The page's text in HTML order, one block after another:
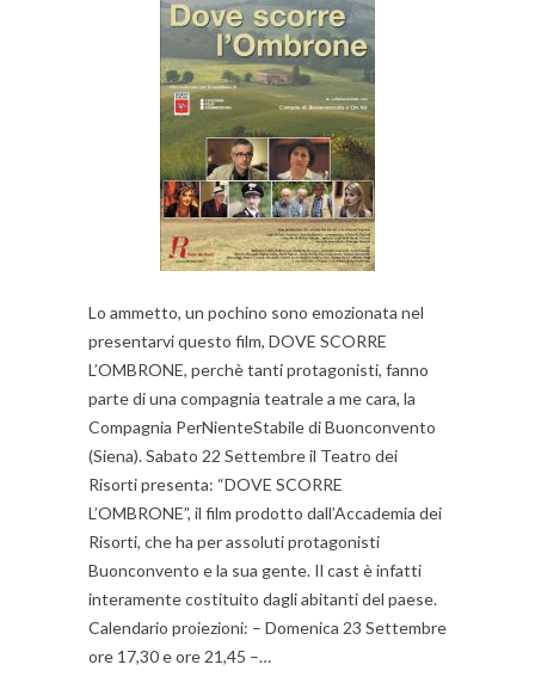
Lo ammetto, un pochino sono emozionata nel
presentarvi questo film, DOVE SCORRE
L’OMBRONE, perchè tanti protagonisti, fanno
parte di una compagnia teatrale a me cara, la
Compagnia PerNienteStabile di Buonconvento
(Siena). Sabato 22 Settembre il Teatro dei
Risorti presenta: “DOVE SCORRE
L’OMBRONE”, il film prodotto dall’Accademia dei
Risorti, che ha per assoluti protagonisti
Buonconvento e la sua gente. Il cast è infatti
interamente costituito dagli abitanti del paese.
Calendario proiezioni: – Domenica 23 Settembre
ore 17,30 e ore 21,45 –…